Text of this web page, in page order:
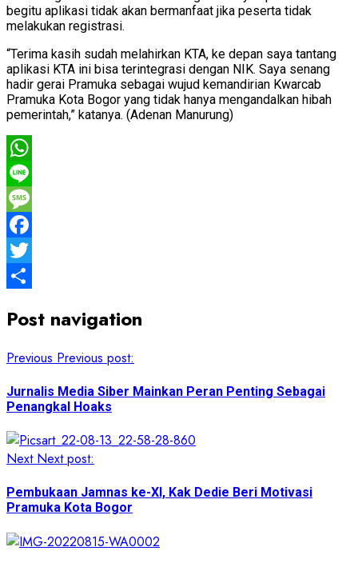
begitu aplikasi tidak akan bermanfaat jika peserta tidak
melakukan registrasi.
“Terima kasih sudah melahirkan KTA, ke depan saya tantang
aplikasi KTA ini bisa terintegrasi dengan NIK. Saya senang
hadir gerai Pramuka sebagai wujud kemandirian Kwarcab
Pramuka Kota Bogor yang tidak hanya mengandalkan hibah
pemerintah,” katanya. (Adenan Manurung)
WhatsApp
Line
Message
Facebook
Twitter
Post navigation
Previous Previous post:
Jurnalis Media Siber Mainkan Peran Penting Sebagai
Penangkal Hoaks
Next Next post:
Pembukaan Jamnas ke-XI, Kak Dedie Beri Motivasi
Pramuka Kota Bogor